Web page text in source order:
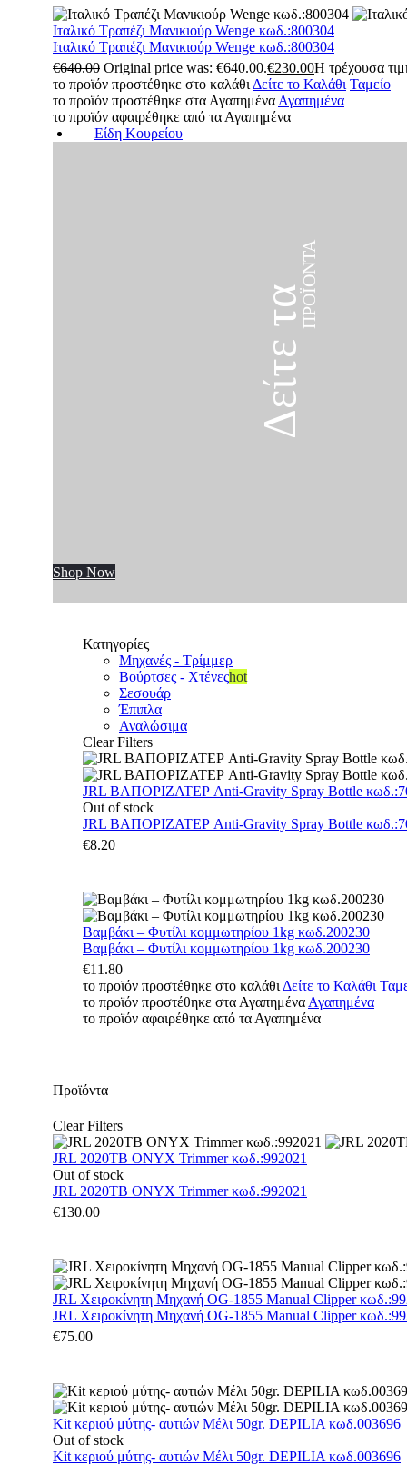
Ιταλικό Τραπέζι Μανικιούρ Wenge κωδ.:800304
Ιταλικό Τραπέζι Μανικιούρ Wenge κωδ.:800304
€640.00 Original price was: €640.00.€230.00Η τρέχουσα
το προϊόν προστέθηκε στο καλάθι Δείτε το Καλάθι Ταμείο
το προϊόν προστέθηκε στα Αγαπημένα Αγαπημένα
το προϊόν αφαιρέθηκε από τα Αγαπημένα
Είδη Κουρείου
Δείτε ταΠΡΟΪΌΝΤΑ
Shop Now
Κατηγορίες
Μηχανές - Τρίμμερ
Βούρτσες - Χτένεςhot
Σεσουάρ
Έπιπλα
Αναλώσιμα
Clear Filters
JRL ΒΑΠΟΡΙΖΑΤΕΡ Anti-Gravity Spray Bottle
Out of stock
JRL ΒΑΠΟΡΙΖΑΤΕΡ Anti-Gravity Spray Bottle
€8.20
Βαμβάκι – Φυτίλι κομμωτηρίου 1kg κωδ.200230
Βαμβάκι – Φυτίλι κομμωτηρίου 1kg κωδ.200230
€11.80
το προϊόν προστέθηκε στο καλάθι Δείτε το Καλάθι
το προϊόν προστέθηκε στα Αγαπημένα Αγαπημένα
το προϊόν αφαιρέθηκε από τα Αγαπημένα
Προϊόντα
Clear Filters
JRL 2020TB ONYX Trimmer κωδ.:992021
Out of stock
JRL 2020TB ONYX Trimmer κωδ.:992021
€130.00
JRL Χειροκίνητη Μηχανή OG-1855 Manual Clipper
JRL Χειροκίνητη Μηχανή OG-1855 Manual Clipper
€75.00
Kit κεριού μύτης- αυτιών Μέλι 50gr. DEPILIA κωδ.003696
Out of stock
Kit κεριού μύτης- αυτιών Μέλι 50gr. DEPILIA κωδ.003696